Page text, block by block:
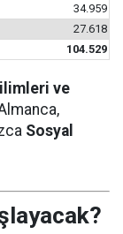
34.959
27.618
104.529
ve
Sosyal